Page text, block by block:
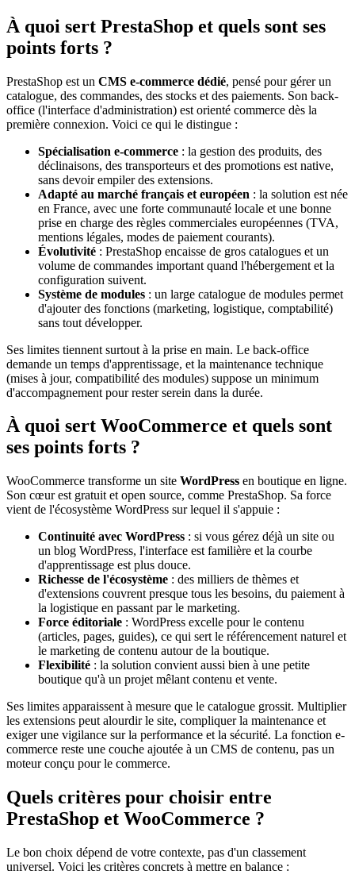
À quoi sert PrestaShop et quels sont ses
points forts ?
PrestaShop est un CMS e-commerce dédié, pensé pour gérer un
catalogue, des commandes, des stocks et des paiements. Son back-
office (l'interface d'administration) est orienté commerce dès la
première connexion. Voici ce qui le distingue :
Spécialisation e-commerce : la gestion des produits, des
déclinaisons, des transporteurs et des promotions est native,
sans devoir empiler des extensions.
Adapté au marché français et européen : la solution est née
en France, avec une forte communauté locale et une bonne
prise en charge des règles commerciales européennes (TVA,
mentions légales, modes de paiement courants).
Évolutivité : PrestaShop encaisse de gros catalogues et un
volume de commandes important quand l'hébergement et la
configuration suivent.
Système de modules : un large catalogue de modules permet
d'ajouter des fonctions (marketing, logistique, comptabilité)
sans tout développer.
Ses limites tiennent surtout à la prise en main. Le back-office
demande un temps d'apprentissage, et la maintenance technique
(mises à jour, compatibilité des modules) suppose un minimum
d'accompagnement pour rester serein dans la durée.
À quoi sert WooCommerce et quels sont
ses points forts ?
WooCommerce transforme un site WordPress en boutique en ligne.
Son cœur est gratuit et open source, comme PrestaShop. Sa force
vient de l'écosystème WordPress sur lequel il s'appuie :
Continuité avec WordPress : si vous gérez déjà un site ou
un blog WordPress, l'interface est familière et la courbe
d'apprentissage est plus douce.
Richesse de l'écosystème : des milliers de thèmes et
d'extensions couvrent presque tous les besoins, du paiement à
la logistique en passant par le marketing.
Force éditoriale : WordPress excelle pour le contenu
(articles, pages, guides), ce qui sert le référencement naturel et
le marketing de contenu autour de la boutique.
Flexibilité : la solution convient aussi bien à une petite
boutique qu'à un projet mêlant contenu et vente.
Ses limites apparaissent à mesure que le catalogue grossit. Multiplier
les extensions peut alourdir le site, compliquer la maintenance et
exiger une vigilance sur la performance et la sécurité. La fonction e-
commerce reste une couche ajoutée à un CMS de contenu, pas un
moteur conçu pour le commerce.
Quels critères pour choisir entre
PrestaShop et WooCommerce ?
Le bon choix dépend de votre contexte, pas d'un classement
universel. Voici les critères concrets à mettre en balance :